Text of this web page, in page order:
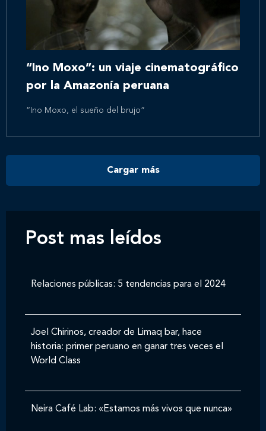
Inicio
Nosotros
Novedades
Contáctanos
“Ino Moxo”: un viaje cinematográfico
por la Amazonía peruana
“Ino Moxo, el sueño del brujo”
Cargar más
Post mas leídos
Relaciones públicas: 5 tendencias para el 2024
Joel Chirinos, creador de Limaq bar, hace
historia: primer peruano en ganar tres veces el
World Class
Neira Café Lab: «Estamos más vivos que nunca»